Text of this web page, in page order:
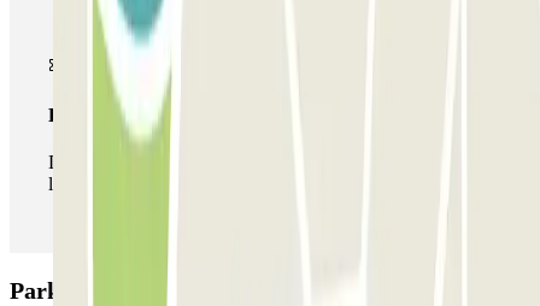
Pase ilimitado
Durante tu estancia podrás entrar y salir del parking todas
las veces que quieras.
Parking Settembrini - Milano: Opiniones